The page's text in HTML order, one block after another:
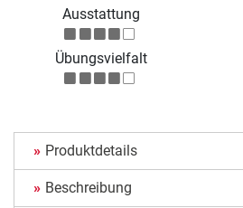
Ausstattung
Übungsvielfalt
Produktdetails
Beschreibung